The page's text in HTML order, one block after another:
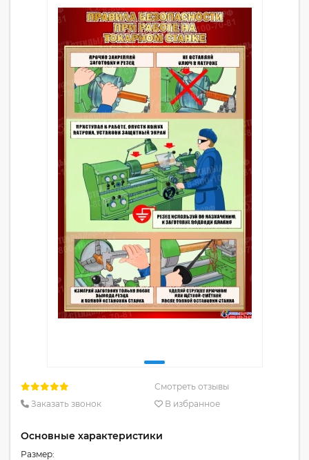
Смотреть отзывы
Заказать звонок
В избранное
Основные характеристики
Размер: